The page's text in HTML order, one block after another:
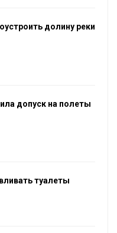
долину реки
допуск на полеты
туалеты